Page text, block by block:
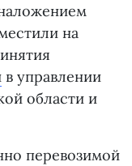
на
в управлении
области и
перевозимой